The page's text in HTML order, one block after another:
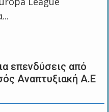
επενδύσεις από
Αναπτυξιακή Α.Ε